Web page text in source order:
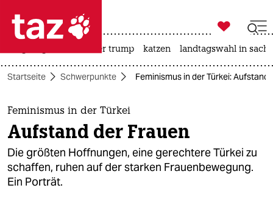
 taz zahl ich
taz zahl ich
themen
politik
öko

taz zahl ich
usa unter trump katzen landtagswahl in
Startseite Schwerpunkte Feminismus in der Türkei: Aufstand
Feminismus in der Türkei
Aufstand der Frauen
Die größten Hoffnungen, eine gerechtere Türkei zu
schaffen, ruhen auf der starken Frauenbewegung.
Ein Porträt.